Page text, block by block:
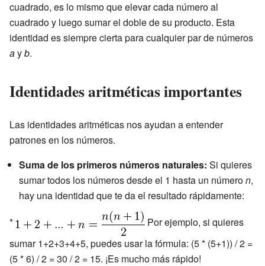
cuadrado, es lo mismo que elevar cada número al
cuadrado y luego sumar el doble de su producto. Esta
identidad es siempre cierta para cualquier par de números
ayb.
Identidades aritméticas importantes
Las identidades aritméticas nos ayudan a entender
patrones en los números.
Suma de los primeros números naturales: Si quieres
sumar todos los números desde el 1 hasta un númeron,
hay una identidad que te da el resultado rápidamente:
*
Por ejemplo, si quieres
sumar 1+2+3+4+5, puedes usar la fórmula: (5 * (5+1)) / 2 =
(5 * 6) / 2 = 30 / 2 = 15. ¡Es mucho más rápido!